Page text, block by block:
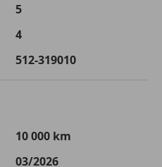
€ 56 071,-
€ 0,-
€ 467,26
5
4
512-319010
10 000 km
03/2026